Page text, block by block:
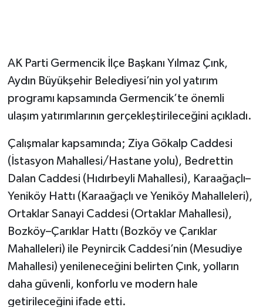
AK Parti Germencik İlçe Başkanı Yılmaz Çınk,
Aydın Büyükşehir Belediyesi’nin yol yatırım
programı kapsamında Germencik’te önemli
ulaşım yatırımlarının gerçekleştirileceğini açıkladı.
Çalışmalar kapsamında; Ziya Gökalp Caddesi
(İstasyon Mahallesi/Hastane yolu), Bedrettin
Dalan Caddesi (Hıdırbeyli Mahallesi), Karaağaçlı–
Yeniköy Hattı (Karaağaçlı ve Yeniköy Mahalleleri),
Ortaklar Sanayi Caddesi (Ortaklar Mahallesi),
Bozköy–Çarıklar Hattı (Bozköy ve Çarıklar
Mahalleleri) ile Peynircik Caddesi’nin (Mesudiye
Mahallesi) yenileneceğini belirten Çınk, yolların
daha güvenli, konforlu ve modern hale
getirileceğini ifade etti.